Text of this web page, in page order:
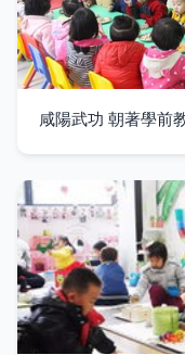
咸陽武功 朝著學前